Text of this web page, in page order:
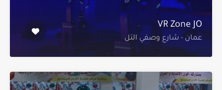
VR Zone JO
عمان - شارع وصفي التل